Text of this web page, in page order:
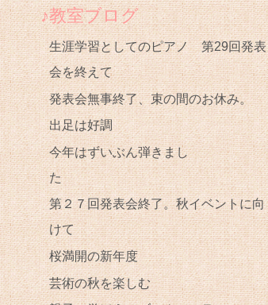
♪教室ブログ
生涯学習としてのピアノ 第29回発表
会を終えて
発表会無事終了、束の間のお休み。
出足は好調
今年はずいぶん弾きまし
た
第２７回発表会終了。秋イベントに向
けて
桜満開の新年度
芸術の秋を楽しむ